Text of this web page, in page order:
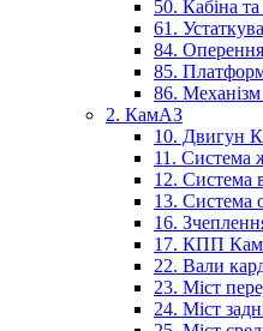
50. Кабіна
61.
84.
85.
86.
2. КамАЗ
10. Двигун
11. Система
12. Система
13. Система
16.
17. КПП
22. Вали
23. Міст
24. Міст